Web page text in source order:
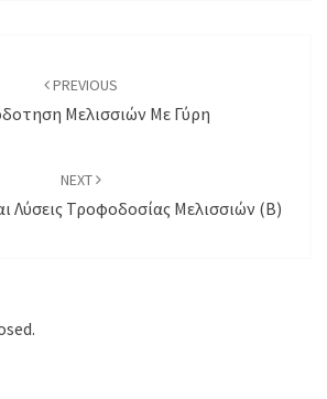
PREVIOUS
Μελισσιών Με Γύρη
NEXT
Λύσεις Τροφοδοσίας Μελισσιών (B)